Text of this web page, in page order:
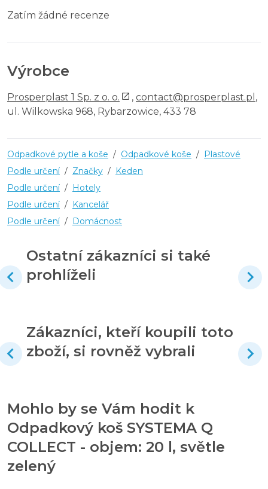
Zatím žádné recenze
Výrobce
Prosperplast 1 Sp. z o. o. , contact@prosperplast.pl ,
ul. Wilkowska 968, Rybarzowice, 433 78
Odpadkové pytle a koše / Odpadkové koše / Plastové
Podle určení / Značky / Keden
Podle určení / Hotely
Podle určení / Kancelář
Podle určení / Domácnost
Ostatní zákazníci si také
prohlíželi
Zákazníci, kteří koupili toto
zboží, si rovněž vybrali
Mohlo by se Vám hodit k
Odpadkový koš SYSTEMA Q
COLLECT - objem: 20 l, světle
zelený